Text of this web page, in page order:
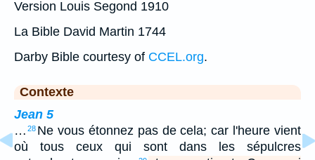
Version Louis Segond 1910
La Bible David Martin 1744
Darby Bible courtesy of CCEL.org.
Contexte
Jean 5
… 28 Ne vous étonnez pas de cela; car l'heure vient
où tous ceux qui sont dans les sépulcres